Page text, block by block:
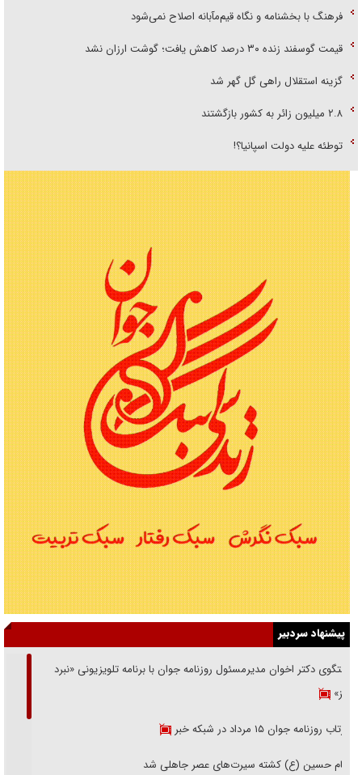
فرهنگ با بخشنامه و نگاه قیم‌مآبانه اصلاح نمی‌شود
قیمت گوسفند زنده ۳۰ درصد کاهش یافت؛ گوشت ارزان نشد
گزینه استقلال راهی گل گهر شد
۲.۸ میلیون زائر به کشور بازگشتند
توطئه علیه دولت اسپانیا؟!
پیشنهاد سردبیر
گفتگوی دکتر اخوان مدیرمسئول روزنامه جوان با برنامه تلویزیونی «نبرد
هرمز»
بازتاب روزنامه جوان ۱۵ مرداد در شبکه خبر
امام حسین (ع) کشته سیرت‌های عصر جاهلی شد